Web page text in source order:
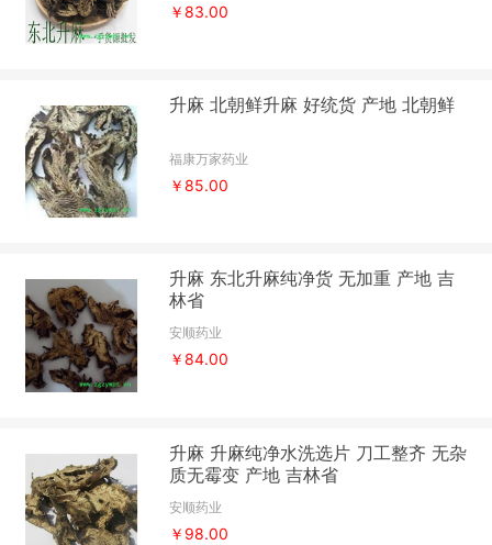
￥83.00
升麻 北朝鲜升麻 好统货 产地 北朝鲜
福康万家药业
￥85.00
升麻 东北升麻纯净货 无加重 产地 吉
林省
安顺药业
￥84.00
升麻 升麻纯净水洗选片 刀工整齐 无杂
质无霉变 产地 吉林省
安顺药业
￥98.00